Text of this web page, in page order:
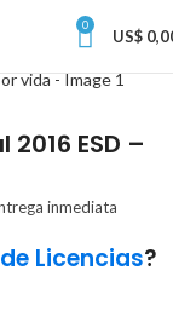
0
US$
ESD –
inmediata
Licencias?